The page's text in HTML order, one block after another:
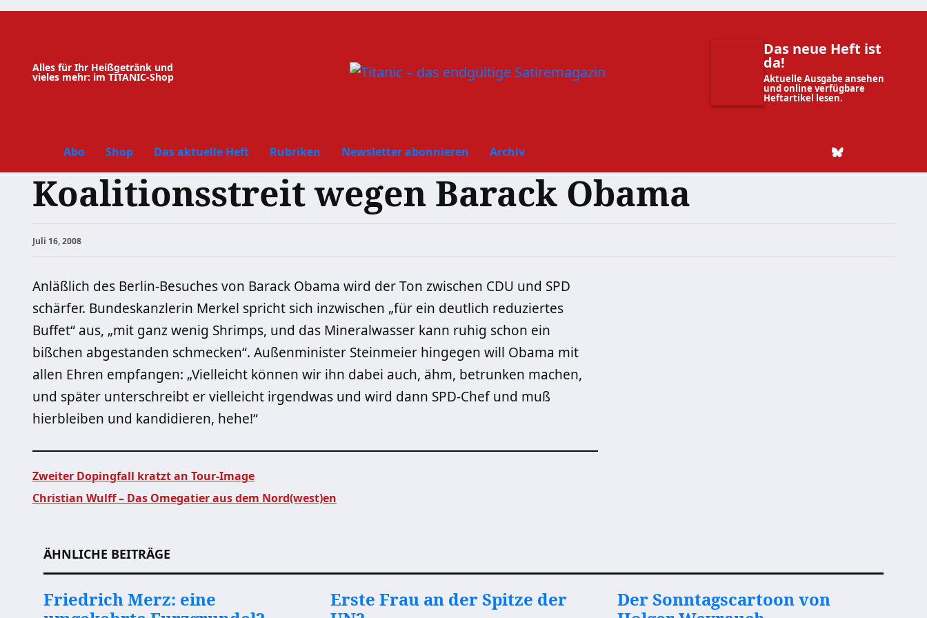
Zum
Alles für Ihr Heißgetränk und
vieles mehr: im TITANIC-Shop
Das neue Heft ist
da!
Aktuelle Ausgabe ansehen
und online verfügbare
Heftartikel lesen.
Abo Shop Das aktuelle Heft Rubriken Newsletter abonnieren Archiv
Koalitionsstreit wegen Barack Obama
Juli 16, 2008
Anläßlich des Berlin-Besuches von Barack Obama wird der Ton zwischen CDU und SPD
schärfer. Bundeskanzlerin Merkel spricht sich inzwischen „für ein deutlich reduziertes
Buffet“ aus, „mit ganz wenig Shrimps, und das Mineralwasser kann ruhig schon ein
bißchen abgestanden schmecken“. Außenminister Steinmeier hingegen will Obama mit
allen Ehren empfangen: „Vielleicht können wir ihn dabei auch, ähm, betrunken machen,
und später unterschreibt er vielleicht irgendwas und wird dann SPD-Chef und muß
hierbleiben und kandidieren, hehe!“
Zweiter Dopingfall kratzt an Tour-Image
Christian Wulff – Das Omegatier aus dem Nord(west)en
ÄHNLICHE BEITRÄGE
Friedrich Merz: eine
Erste Frau an der Spitze der
Der Sonntagscartoon von